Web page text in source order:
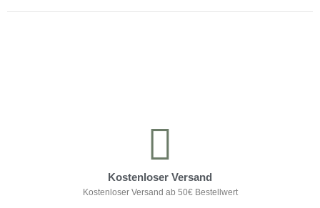
Kostenloser Versand
Kostenloser Versand ab 50€ Bestellwert